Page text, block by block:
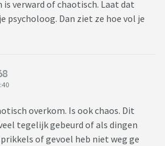
is verward of chaotisch. Laat dat
psycholoog. Dan ziet ze hoe vol je
overkom. Is ook chaos. Dit
tegelijk gebeurd of als dingen
of gevoel heb niet weg ge